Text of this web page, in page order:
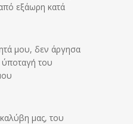
εξάωρη κατά
μου, δεν άργησα
του
μας, του